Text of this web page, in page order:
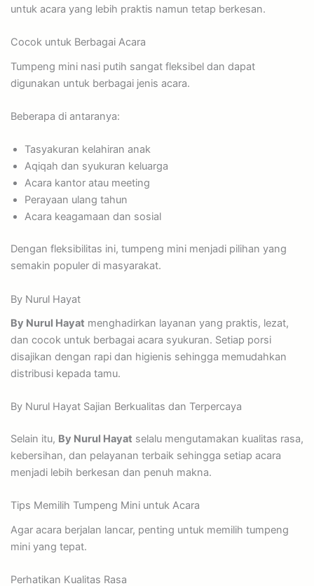
untuk acara yang lebih praktis namun tetap berkesan.
Cocok untuk Berbagai Acara
Tumpeng mini nasi putih sangat fleksibel dan dapat
digunakan untuk berbagai jenis acara.
Beberapa di antaranya:
Tasyakuran kelahiran anak
Aqiqah dan syukuran keluarga
Acara kantor atau meeting
Perayaan ulang tahun
Acara keagamaan dan sosial
Dengan fleksibilitas ini, tumpeng mini menjadi pilihan yang
semakin populer di masyarakat.
By Nurul Hayat
By Nurul Hayat menghadirkan layanan yang praktis, lezat,
dan cocok untuk berbagai acara syukuran. Setiap porsi
disajikan dengan rapi dan higienis sehingga memudahkan
distribusi kepada tamu.
By Nurul Hayat Sajian Berkualitas dan Terpercaya
Selain itu, By Nurul Hayat selalu mengutamakan kualitas rasa,
kebersihan, dan pelayanan terbaik sehingga setiap acara
menjadi lebih berkesan dan penuh makna.
Tips Memilih Tumpeng Mini untuk Acara
Agar acara berjalan lancar, penting untuk memilih tumpeng
mini yang tepat.
Perhatikan Kualitas Rasa